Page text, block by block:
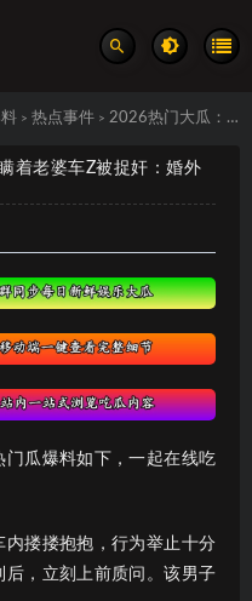
> 热点事件 > 2026热门大瓜：安徽淮北一男子瞒着老婆车Z被捉奸：婚外情惹的祸 真实事件汇总
着老婆车Z被捉奸：婚外
瓜爆料如下，一起在线吃
搂搂抱抱，行为举止十分
，立刻上前质问。该男子